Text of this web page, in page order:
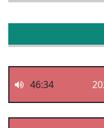
46:34